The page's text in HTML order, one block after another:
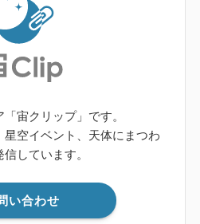
宙クリップ」です。
空イベント、天体にまつわ
しています。
い合わせ